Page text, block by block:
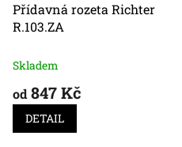
Přídavná rozeta Richter
R.103.ZA
Skladem
od 847 Kč
DETAIL